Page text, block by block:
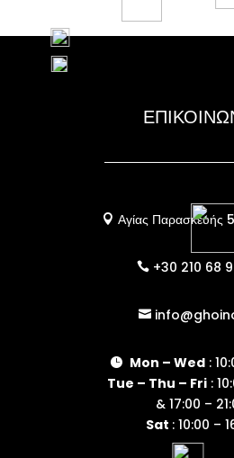
 Αγίας Παρασκευής
 +30 210 68

 Mon – Wed:
Tue – Thu – Fri:
& 17:00 –
Sat : 10:00 –